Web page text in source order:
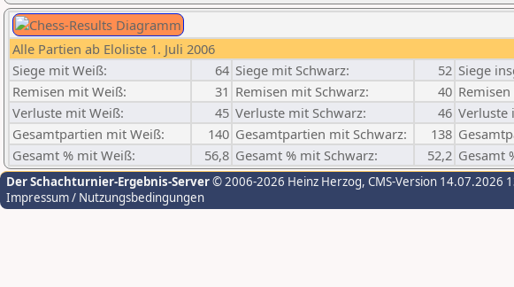
Alle Partien ab Eloliste 1. Juli 2006
Siege mit Weiß:
64 Siege mit Schwarz: 52 Siege
Remisen mit Weiß:
31 Remisen mit Schwarz: 40
Verluste mit Weiß:
45 Verluste mit Schwarz: 46 Verluste
Gesamtpartien mit Weiß:
140 Gesamtpartien mit Schwarz: 138
Gesamt % mit Weiß:
56,8 Gesamt % mit Schwarz: 52,2 Gesamt
Der Schachturnier-Ergebnis-Server© 2006-2026 Heinz Herzog, CMS-Version 14.07.2026
Impressum / Nutzungsbedingungen